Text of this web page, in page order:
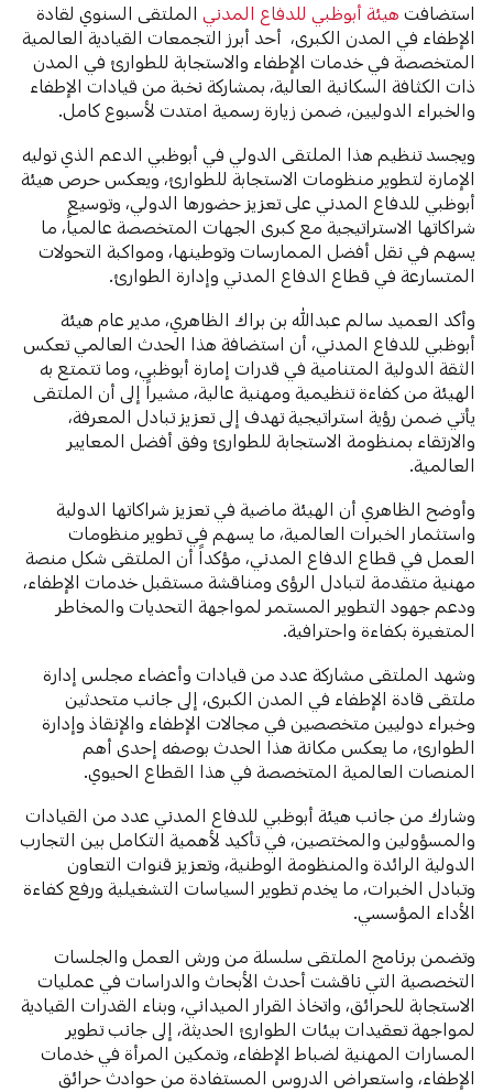
استضافتهيئة أبوظبي للدفاع المدني الملتقى السنوي لقادة
الإطفاء في المدن الكبرى، أحد أبرز التجمعات القيادية العالمية
المتخصصة في خدمات الإطفاء والاستجابة للطوارئ في المدن
ذات الكثافة السكانية العالية، بمشاركة نخبة من قيادات الإطفاء
والخبراء الدوليين، ضمن زيارة رسمية امتدت لأسبوع كامل.
ويجسد تنظيم هذا الملتقى الدولي في أبوظبي الدعم الذي توليه
الإمارة لتطوير منظومات الاستجابة للطوارئ، ويعكس حرص هيئة
أبوظبي للدفاع المدني على تعزيز حضورها الدولي، وتوسيع
شراكاتها الاستراتيجية مع كبرى الجهات المتخصصة عالمياً، ما
يسهم في نقل أفضل الممارسات وتوطينها، ومواكبة التحولات
المتسارعة في قطاع الدفاع المدني وإدارة الطوارئ.
وأكد العميد سالم عبدالله بن براك الظاهري، مدير عام هيئة
أبوظبي للدفاع المدني، أن استضافة هذا الحدث العالمي تعكس
الثقة الدولية المتنامية في قدرات إمارة أبوظبي، وما تتمتع به
الهيئة من كفاءة تنظيمية ومهنية عالية، مشيراً إلى أن الملتقى
يأتي ضمن رؤية استراتيجية تهدف إلى تعزيز تبادل المعرفة،
والارتقاء بمنظومة الاستجابة للطوارئ وفق أفضل المعايير
العالمية.
وأوضح الظاهري أن الهيئة ماضية في تعزيز شراكاتها الدولية
واستثمار الخبرات العالمية، ما يسهم في تطوير منظومات
العمل في قطاع الدفاع المدني، مؤكداً أن الملتقى شكل منصة
مهنية متقدمة لتبادل الرؤى ومناقشة مستقبل خدمات الإطفاء،
ودعم جهود التطوير المستمر لمواجهة التحديات والمخاطر
المتغيرة بكفاءة واحترافية.
وشهد الملتقى مشاركة عدد من قيادات وأعضاء مجلس إدارة
ملتقى قادة الإطفاء في المدن الكبرى، إلى جانب متحدثين
وخبراء دوليين متخصصين في مجالات الإطفاء والإنقاذ وإدارة
الطوارئ، ما يعكس مكانة هذا الحدث بوصفه إحدى أهم
المنصات العالمية المتخصصة في هذا القطاع الحيوي.
وشارك من جانب هيئة أبوظبي للدفاع المدني عدد من القيادات
والمسؤولين والمختصين، في تأكيد لأهمية التكامل بين التجارب
الدولية الرائدة والمنظومة الوطنية، وتعزيز قنوات التعاون
وتبادل الخبرات، ما يخدم تطوير السياسات التشغيلية ورفع كفاءة
الأداء المؤسسي.
وتضمن برنامج الملتقى سلسلة من ورش العمل والجلسات
التخصصية التي ناقشت أحدث الأبحاث والدراسات في عمليات
الاستجابة للحرائق، واتخاذ القرار الميداني، وبناء القدرات القيادية
لمواجهة تعقيدات بيئات الطوارئ الحديثة، إلى جانب تطوير
المسارات المهنية لضباط الإطفاء، وتمكين المرأة في خدمات
الإطفاء، واستعراض الدروس المستفادة من حوادث حرائق